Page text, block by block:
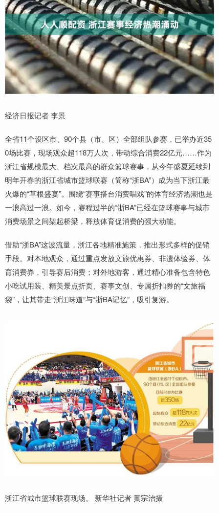
经济日报记者 李景
全省11个设区市、90个县（市、区）全部组队参赛，已举办近35
0场比赛，现场观众超118万人次，带动综合消费22亿元……作为
浙江省规模最大、档次最高的群众篮球赛事，从今年盛夏延续到
明年开春的浙江省城市篮球联赛（简称“浙BA”）成为当下浙江最
火爆的“草根盛宴”。围绕“赛事搭台消费唱戏”的体育经济热潮也是
一浪高过一浪。如今，赛程过半的“浙BA”已经在篮球赛事与城市
消费场景之间架起桥梁，释放体育促消费的强大动能。
借助“浙BA”这波流量，浙江各地精准施策，推出形式多样的促销
手段。对本地观众，通过重点发放文旅优惠券、非遗体验券、体
育消费券，引导赛后消费；对外地游客，通过精心准备包含特色
小吃试用装、精美景点折页、赛事文创、专属折扣券的“文旅福
袋”，让其带走“浙江味道”与“浙BA记忆”，吸引复游。
浙江省城市篮球联赛现场。 新华社记者 黄宗治摄